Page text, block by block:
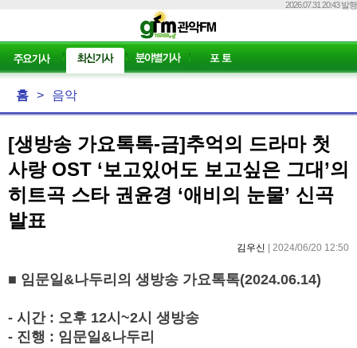
2026.07.31 20:43 발행
홈 > 음악
[생방송 가요톡톡-금]추억의 드라마 첫
사랑 OST ‘보고있어도 보고싶은 그대’의
히트곡 스타 권윤경 ‘애비의 눈물’ 신곡
발표
김우신 | 2024/06/20 12:50
■ 임문일&나두리의 생방송 가요톡톡(2024.06.14)
- 시간 : 오후 12시 ~2시 생방송
- 진행 : 임문일&나두리